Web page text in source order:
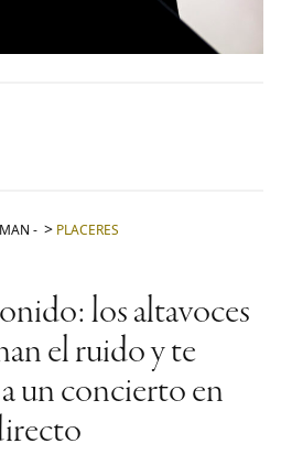
- PLACERES
los altavoces
el ruido y te
un concierto en